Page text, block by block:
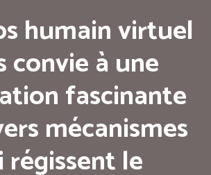
humain virtuel
convie à une
fascinante
mécanismes
régissent le